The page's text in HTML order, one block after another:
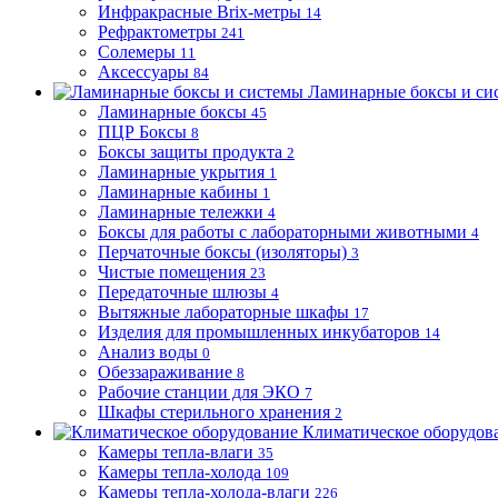
Инфракрасные Brix-метры 14
Рефрактометры 241
Солемеры 11
Аксессуары 84
Ламинарные боксы и
Ламинарные боксы 45
ПЦР Боксы 8
Боксы защиты продукта 2
Ламинарные укрытия 1
Ламинарные кабины 1
Ламинарные тележки 4
Боксы для работы с лабораторными животными 4
Перчаточные боксы (изоляторы) 3
Чистые помещения 23
Передаточные шлюзы 4
Вытяжные лабораторные шкафы 17
Изделия для промышленных инкубаторов 14
Анализ воды 0
Обеззараживание 8
Рабочие станции для ЭКО 7
Шкафы стерильного хранения 2
Климатическое
Камеры тепла-влаги 35
Камеры тепла-холода 109
Камеры тепла-холода-влаги 226